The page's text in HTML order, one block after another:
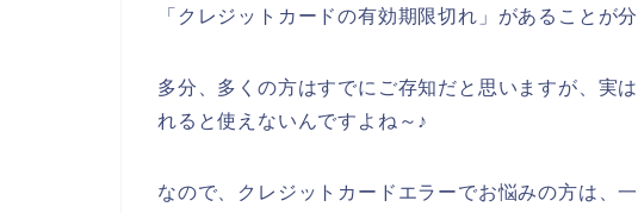
「クレジットカードの有効期限切れ」があることが分
多分、多くの方はすでにご存知だと思いますが、実
れると使えないんですよね～♪
なので、クレジットカードエラーでお悩みの方は、